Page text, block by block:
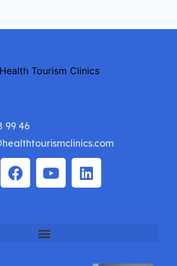
[…]
99 46